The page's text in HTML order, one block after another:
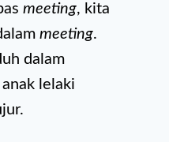
meeting, kita
meeting.
dalam
anak lelaki